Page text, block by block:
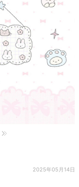
2025年05月14日